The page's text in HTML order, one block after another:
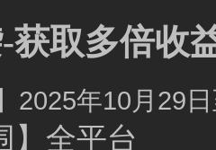
获取多倍收
2025年10月29
】全平台